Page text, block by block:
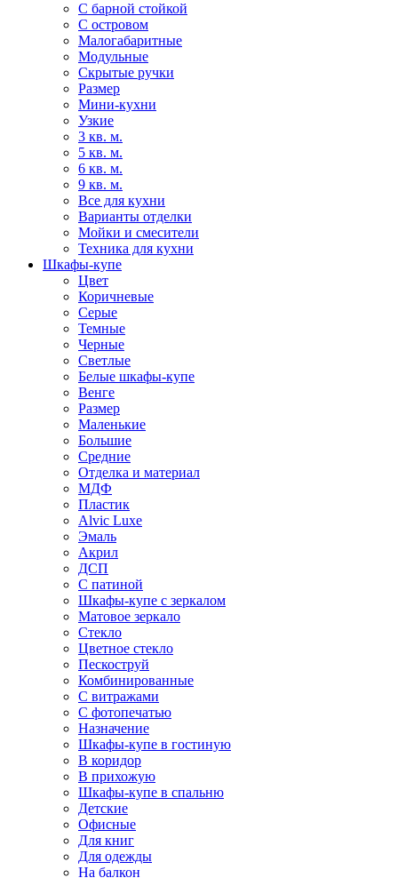
С барной стойкой
С островом
Малогабаритные
Модульные
Скрытые ручки
Размер
Мини-кухни
Узкие
3 кв. м.
5 кв. м.
6 кв. м.
9 кв. м.
Все для кухни
Варианты отделки
Мойки и смесители
Техника для кухни
Шкафы-купе
Цвет
Коричневые
Серые
Темные
Черные
Светлые
Белые шкафы-купе
Венге
Размер
Маленькие
Большие
Средние
Отделка и материал
МДФ
Пластик
Alvic Luxe
Эмаль
Акрил
ДСП
С патиной
Шкафы-купе с зеркалом
Матовое зеркало
Стекло
Цветное стекло
Пескоструй
Комбинированные
С витражами
С фотопечатью
Назначение
Шкафы-купе в гостиную
В коридор
В прихожую
Шкафы-купе в спальню
Детские
Офисные
Для книг
Для одежды
На балкон